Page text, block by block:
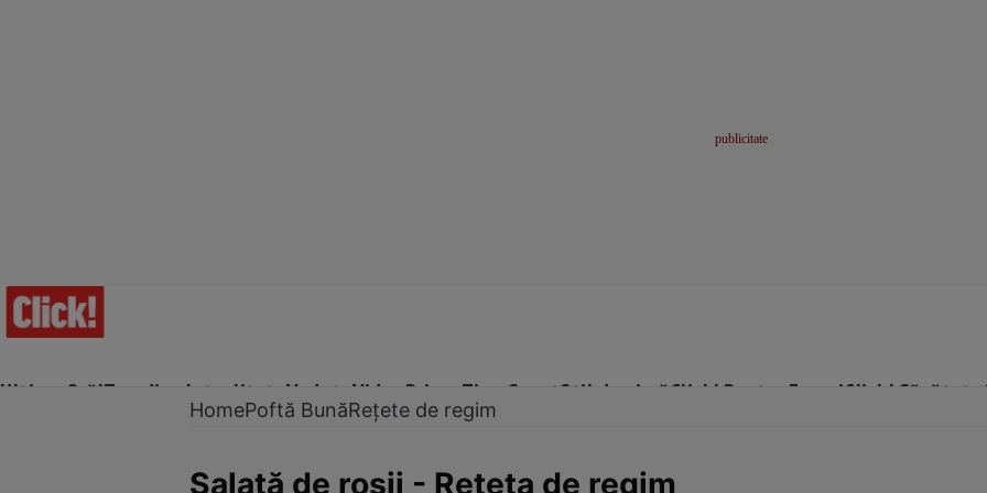
Ultima Oră!Trending Actualitate Vedete Video Prime Time SportStil de viațăClick! Pentru FemeiClick! Sănătate
HomePoftă BunăRețete de regim
Salată de roşii - Reţeta de regim